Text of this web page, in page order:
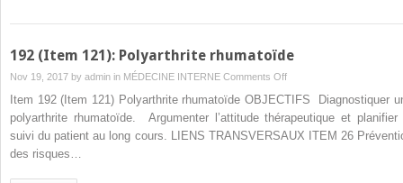
192 (Item 121): Polyarthrite rhumatoïde
Nov 19, 2017 by admin in MÉDECINE INTERNE Comments Offon
192
121):
Item 192 (Item 121) Polyarthrite rhumatoïde OBJECTIFS Diagnostiquer
polyarthrite rhumatoïde. Argumenter l’attitude thérapeutique et planifier
suivi du patient au long cours. LIENS TRANSVERSAUX ITEM 26
des risques…